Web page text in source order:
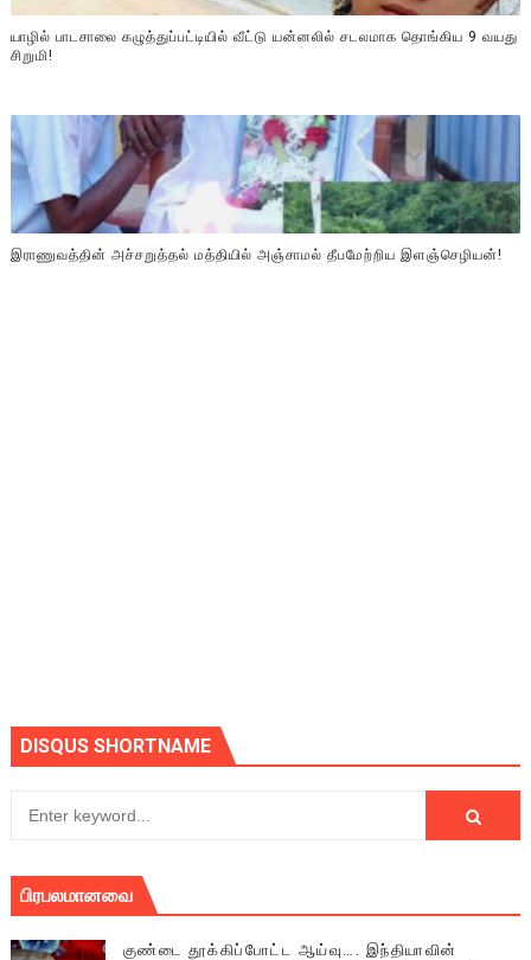
யாழில் பாடசாலை கழுத்துப்பட்டியில் வீட்டு யன்னலில் சடலமாக தொங்கிய 9 வயது
சிறுமி!
இராணுவத்தின் அச்சறுத்தல் மத்தியில் அஞ்சாமல் தீபமேற்றிய இளஞ்செழியன்!
DISQUS SHORTNAME
பிரபலமானவை
குண்டை தூக்கிப்போட்ட ஆய்வு…. இந்தியாவின்